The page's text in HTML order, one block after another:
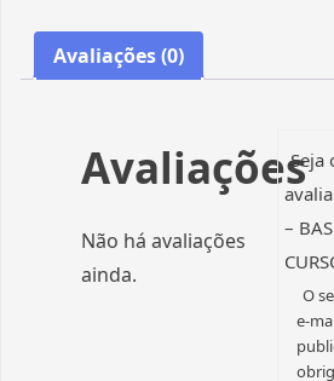
Avaliações (0)
Avaliações
Não há avaliações
ainda.
Seja
–
O
e-